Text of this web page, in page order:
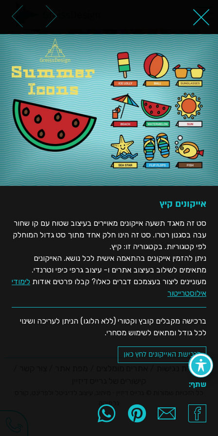
אייקונים קיץ
אייקונים קיץ
סט זה מאגד תשעה אייקונים מאויירים בעיצוב שטוח עם קו שחור
עבה בסגנון רטרו. סט זה הינו חלק אחד מתוך סט גדול המוחלק
לפי קטגוריות. בקטגוריה זו: קיץ.
ניתן להזמין אייקונים בהתאמה אישית לכל נושא. האייקונים
מתאימים לשילוב בעיצוב אתרים ו- עיצוב גרפי כיפי וטרנדי.
מעוניינים ליצור בעצמכם דברים כאלו? קבלו פרטים אודות לימודי
אילוסטרייטור
ברכישה מקבלים קובץ וקטורי (ללא הלוגו) הניתן לעריכה ושינוי
לכל גודל ומתאים לשימוש מסחרי.
לרכישת האייקונים לחץ כאן
שתף:
הצהרת נגישות
גרפיקה